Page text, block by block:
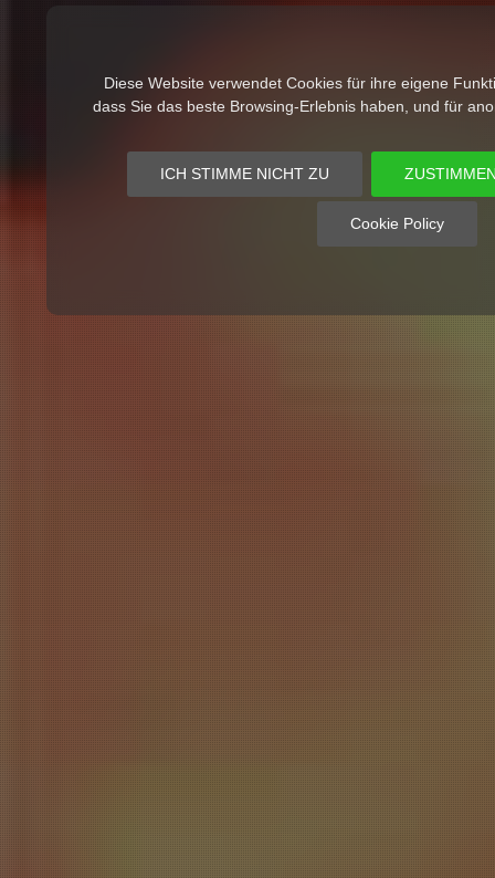
Diese Website verwendet Cookies für ihre eigene
dass Sie das beste Browsing-Erlebnis haben, und für
ICH STIMME NICHT ZU
Cookie Policy